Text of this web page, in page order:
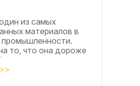
из самых
материалов в
промышленности.
то, что она дороже
ее очень часто
для изготовления...